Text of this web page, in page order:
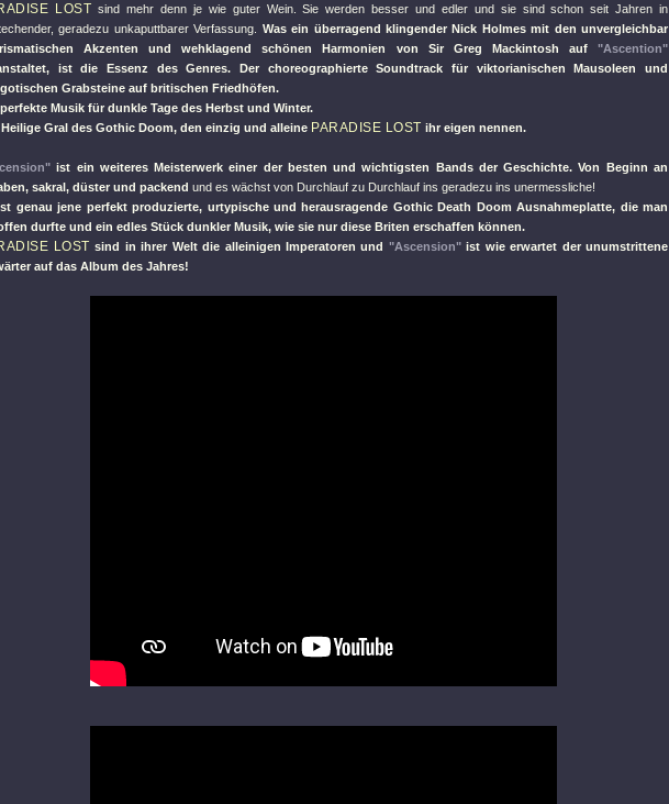
LOST sind mehr denn je wie guter Wein. Sie werden besser und edler und sie sind schon seit Jahren in
geradezu unkaputtbarer Verfassung. Was ein überragend klingender Nick Holmes mit den unvergleichbar
Akzenten und wehklagend schönen Harmonien von Sir Greg Mackintosh auf "Ascention"
ist die Essenz des Genres. Der choreographierte Soundtrack für viktorianischen Mausoleen und
Grabsteine auf britischen Friedhöfen.
Musik für dunkle Tage des Herbst und Winter.
Heilige Gral des Gothic Doom, den einzig und alleine PARADISE LOST ihr eigen nennen.
ist ein weiteres Meisterwerk einer der besten und wichtigsten Bands der Geschichte. Von Beginn an
sakral, düster und packend und es wächst von Durchlauf zu Durchlauf ins geradezu ins unermessliche!
genau jene perfekt produzierte, urtypische und herausragende Gothic Death Doom Ausnahmeplatte, die man
durfte und ein edles Stück dunkler Musik, wie sie nur diese Briten erschaffen können.
LOST sind in ihrer Welt die alleinigen Imperatoren und "Ascension"ist wie erwartet der unumstrittene
auf das Album des Jahres!